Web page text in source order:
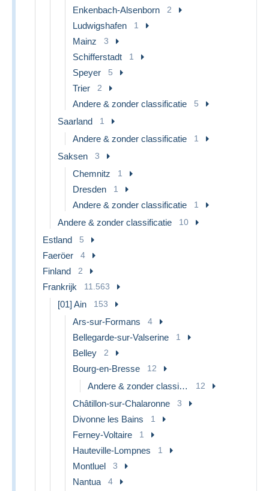
Enkenbach-Alsenborn 2
Ludwigshafen 1
Mainz 3
Schifferstadt 1
Speyer 5
Trier 2
Andere & zonder classificatie 5
Saarland 1
Andere & zonder classificatie 1
Saksen 3
Chemnitz 1
Dresden 1
Andere & zonder classificatie 1
Andere & zonder classificatie 10
Estland 5
Faeröer 4
Finland 2
Frankrijk 11.563
[01] Ain 153
Ars-sur-Formans 4
Bellegarde-sur-Valserine 1
Belley 2
Bourg-en-Bresse 12
Andere & zonder classificatie 12
Châtillon-sur-Chalaronne 3
Divonne les Bains 1
Ferney-Voltaire 1
Hauteville-Lompnes 1
Montluel 3
Nantua 4